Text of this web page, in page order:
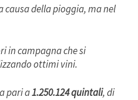
causa della pioggia, ma nel
in campagna che si
ottimi vini.
pari a1.250.124 quintali, di